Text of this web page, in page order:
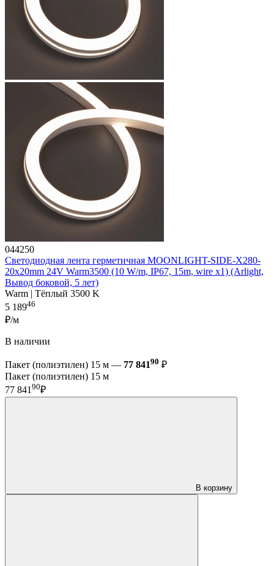
044250
Светодиодная лента герметичная MOONLIGHT-SIDE-X280-
20x20mm 24V Warm3500 (10 W/m, IP67, 15m, wire x1) (Arlight,
Вывод боковой, 5 лет)
Warm | Тёплый 3500 K
5 18946
₽/м
В наличии
Пакет (полиэтилен) 15 м — 77 84190 ₽
Пакет (полиэтилен) 15 м
77 84190₽
В корзину